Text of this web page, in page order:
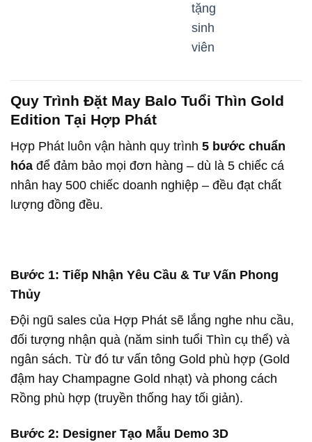
tặng
sinh
viên
Quy Trình Đặt May Balo Tuổi Thìn Gold
Edition Tại Hợp Phát
Hợp Phát luôn vận hành quy trình 5 bước chuẩn
hóa để đảm bảo mọi đơn hàng – dù là 5 chiếc cá
nhân hay 500 chiếc doanh nghiệp – đều đạt chất
lượng đồng đều.
Bước 1: Tiếp Nhận Yêu Cầu & Tư Vấn Phong
Thủy
Đội ngũ sales của Hợp Phát sẽ lắng nghe nhu cầu,
đối tượng nhận quà (năm sinh tuổi Thìn cụ thể) và
ngân sách. Từ đó tư vấn tông Gold phù hợp (Gold
đậm hay Champagne Gold nhạt) và phong cách
Rồng phù hợp (truyền thống hay tối giản).
Bước 2: Designer Tạo Mẫu Demo 3D